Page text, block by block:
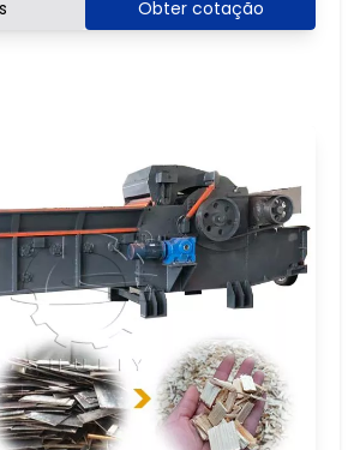
Obter cotação